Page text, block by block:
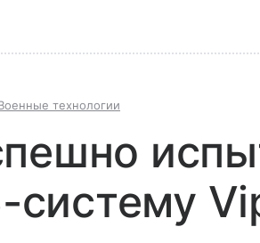
технологии